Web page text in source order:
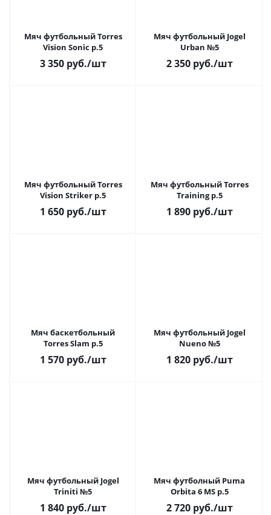
Мяч футбольный Torres
Vision Sonic р.5
3 350руб./шт
Мяч футбольный Jogel
Urban №5
2 350руб./шт
Мяч футбольный Torres
Vision Striker р.5
1 650руб./шт
Мяч футбольный Torres
Training р.5
1 890руб./шт
Мяч баскетбольный
Torres Slam р.5
1 570руб./шт
Мяч футбольный Jogel
Nueno №5
1 820руб./шт
Мяч футбольный Jogel
Triniti №5
1 840руб./шт
Мяч футболный Puma
Orbita 6 MS р.5
2 720руб./шт